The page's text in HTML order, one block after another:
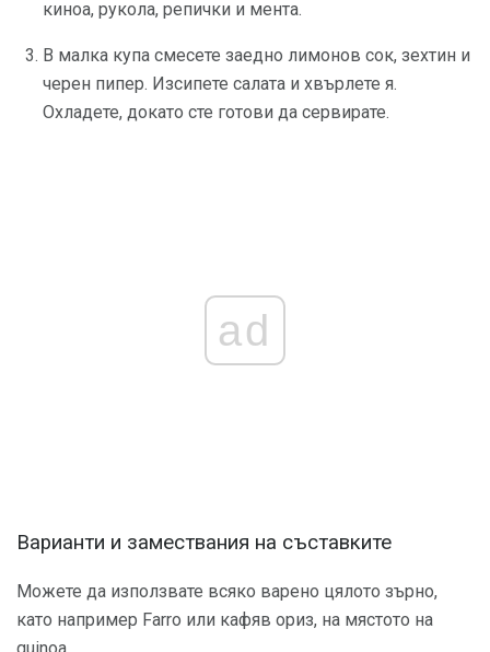
киноа, рукола, репички и мента.
В малка купа смесете заедно лимонов сок, зехтин и
черен пипер. Изсипете салата и хвърлете я.
Охладете, докато сте готови да сервирате.
ad
Варианти и замествания на съставките
Можете да използвате всяко варено цялото зърно,
като например Farro или кафяв ориз, на мястото на